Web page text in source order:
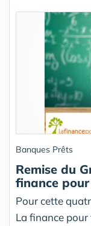
Banques Prêts
Remise du
finance
Pour cette
La finance pour